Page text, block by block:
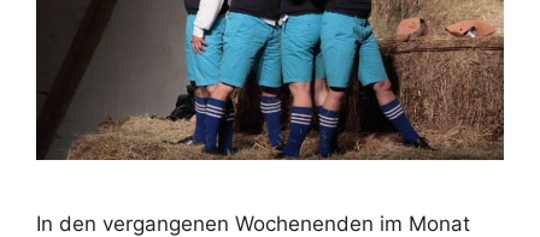
In den vergangenen Wochenenden im Monat